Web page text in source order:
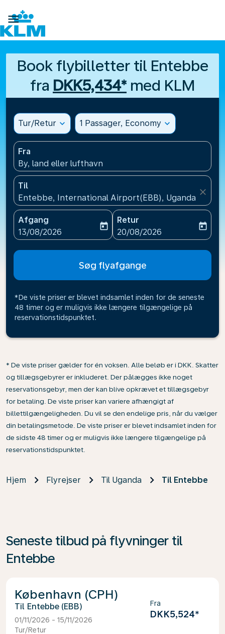

Book flybilletter til Entebbe
fra DKK5,434*med KLM
Tur/Retur expand_more 1 Passager, Economy expand_more
Fra
By, land eller lufthavn
Til
Entebbe, International Airport(EBB), Uganda
close
Afgang
fc-booking-departure-date-aria-label
13/08/2026
today
Retur
fc-booking-return-date-
20/08/2026
today
Søg flyafgange
*De viste priser er blevet indsamlet inden for de seneste
48 timer og er muligvis ikke længere tilgængelige på
reservationstidspunktet.
* De viste priser gælder for én voksen. Alle beløb er i DKK. Skatter
og tillægsgebyrer er inkluderet. Der pålægges ikke noget
reservationsgebyr, men der kan blive opkrævet et tillægsgebyr
for betaling. De viste priser kan variere afhængigt af
billettilgængeligheden. Du vil se den endelige pris, når du vælger
din betalingsmetode. De viste priser er blevet indsamlet inden for
de sidste 48 timer og er muligvis ikke længere tilgængelige på
reservationstidspunktet.
Hjem Flyrejser Til Uganda Til Entebbe
Seneste tilbud på flyvninger til
Entebbe
København (CPH)
Entebbe (EBB)
01/11/2026 - 15/11/2026
Tur/Retur
Fra
DKK5,524*